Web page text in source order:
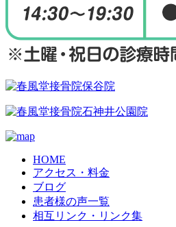
HOME
アクセス・料金
ブログ
患者様の声一覧
相互リンク・リンク集